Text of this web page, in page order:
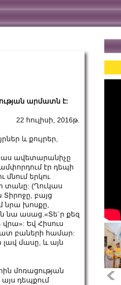
արմատն է:
22 հուլիսի, 2016թ.
և քույրեր,
ավետարանիչը
էր դեպի
երկու
տանը: (Ղուկաս
Տիրոջը, բայց
նրա խոսքը,
նա ասաց.«Տե´ր քեզ
վրա»: Եվ Հիսուս
բաների համար:
լավ մասը, և այն
մոռացության
այս դեպքում